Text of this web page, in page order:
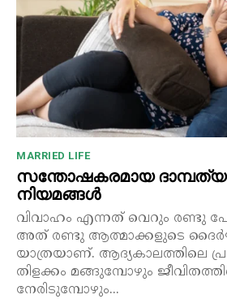
MARRIED LIFE
സന്തോഷകരമായ
നിയമങ്ങൾ
വിവാഹം എന്നത് വെറും രണ്ടു
അത് രണ്ടു ആത്മാക്കളുടെ
യാത്രയാണ്. ആദ്യകാലത്തിലെ
തിളക്കം മങ്ങുമ്പോഴും
നേരിടുമ്പോഴും...